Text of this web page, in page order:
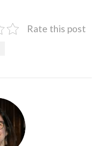
Rate this post